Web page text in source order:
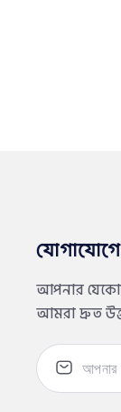
আপনার
আমরা দ্রুত